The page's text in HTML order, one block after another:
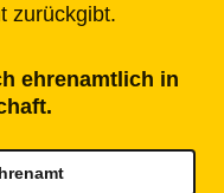
zurückgibt.
ehrenamtlich in